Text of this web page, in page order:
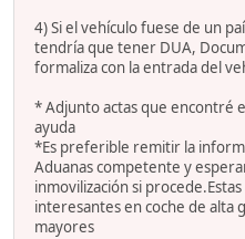
4) Si el vehículo fuese de un
tendría que tener DUA,
formaliza con la entrada del
* Adjunto actas que encontré
ayuda
*Es preferible remitir la
Aduanas competente y
inmovilización si
interesantes en coche de alta
mayores